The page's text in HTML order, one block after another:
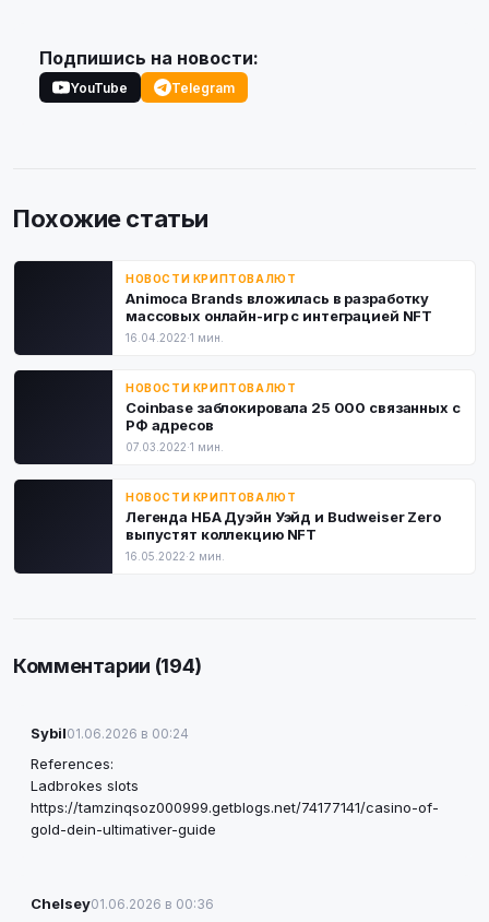
Подпишись на новости:
YouTube Telegram
Похожие статьи
НОВОСТИ КРИПТОВАЛЮТ
Animoca Brands вложилась в разработку
массовых онлайн-игр с интеграцией NFT
16.04.2022·1 мин.
НОВОСТИ КРИПТОВАЛЮТ
Coinbase заблокировала 25 000 связанных с
РФ адресов
07.03.2022·1 мин.
НОВОСТИ КРИПТОВАЛЮТ
Легенда НБА Дуэйн Уэйд и Budweiser Zero
выпустят коллекцию NFT
16.05.2022·2 мин.
Комментарии (194)
Sybil01.06.2026 в 00:24
References:
Ladbrokes slots
https://tamzinqsoz000999.getblogs.net/74177141/casino-of-
gold-dein-ultimativer-guide
Chelsey01.06.2026 в 00:36